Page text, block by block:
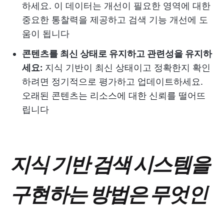
하세요. 이 데이터는 개선이 필요한 영역에 대한
중요한 통찰력을 제공하고 검색 기능 개선에 도
움이 됩니다
콘텐츠를 최신 상태로 유지하고 관련성을 유지하
세요: 지식 기반이 최신 상태이고 정확한지 확인
하려면 정기적으로 평가하고 업데이트하세요.
오래된 콘텐츠는 리소스에 대한 신뢰를 떨어뜨
립니다
지식 기반 검색 시스템을
구현하는 방법은 무엇인